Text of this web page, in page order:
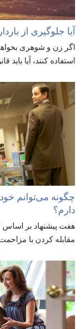
آیا جلوگیری از
اگر زن و شوهری
استفاده کنند،‏ آیا
چگونه می‌توانم
دارم؟‏
هفت پیشنهاد بر
مقابله کردن با